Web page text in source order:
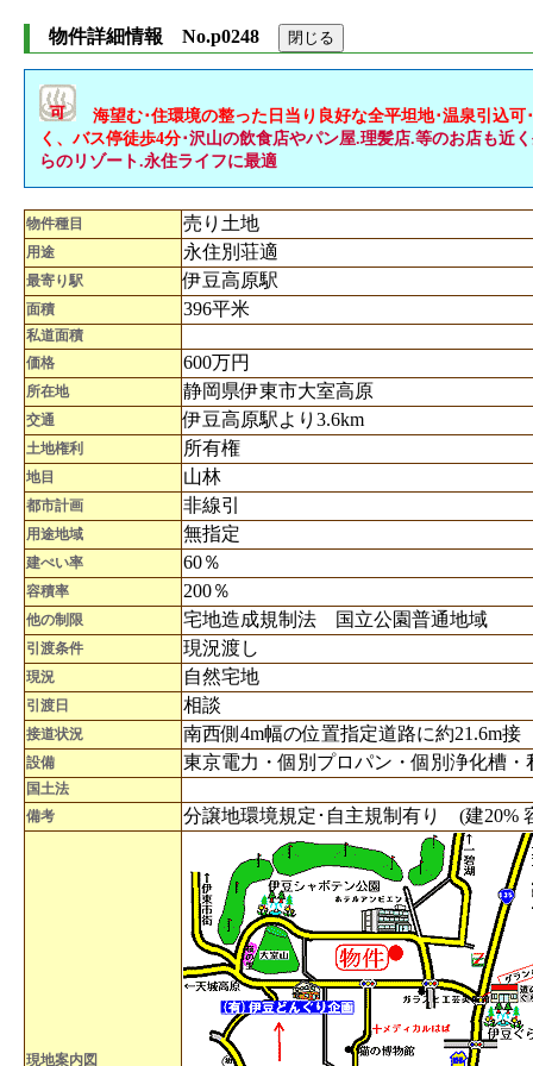
物件詳細情報 No.p0248
海望む･住環境の整った日当り良好な全平坦地･温泉引込
く、バス停徒歩4分･沢山の飲食店やパン屋.理髪店.等のお店も近
らのリゾート.永住ライフに最適
物件種目 売り土地
用途 永住別荘適
最寄り駅 伊豆高原駅
面積 396平米
私道面積
価格
600万円
所在地 静岡県伊東市大室高原
交通 伊豆高原駅より3.6km
土地権利 所有権
地目 山林
都市計画 非線引
用途地域 無指定
建ぺい率 60％
容積率 200％
他の制限 宅地造成規制法 国立公園普通地域
引渡条件 現況渡し
現況 自然宅地
引渡日 相談
接道状況 南西側4m幅の位置指定道路に約21.6m接
設備 東京電力・個別プロパン・個別浄化槽・
国土法
備考
分譲地環境規定･自主規制有り (建20%
現地案内図